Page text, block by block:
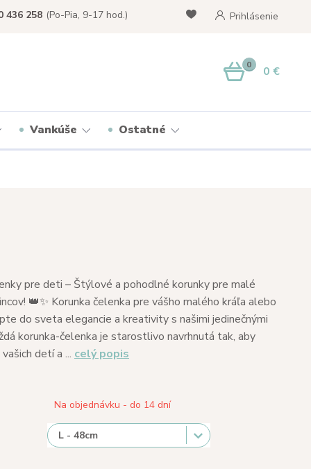
Prihlásenie
436 258 (Po-Pia, 9-17 hod.)
0 0 €
Vankúše Ostatné
pre deti – Štýlové a pohodlné korunky pre malé
👑✨ Korunka čelenka pre vášho malého kráľa alebo
do sveta elegancie a kreativity s našimi jedinečnými
korunka-čelenka je starostlivo navrhnutá tak, aby
detí a ... celý popis
Na objednávku - do 14 dní